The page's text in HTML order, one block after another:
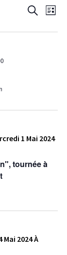
et
Recherche
Liste
1 Mai 2024
tournée à
Mai 2024 À